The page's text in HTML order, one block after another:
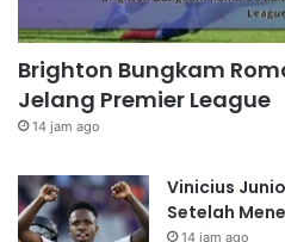
Brighton Bungkam
Jelang Premier League
14 jam ago
Vinicius
Setelah
14 jam ago